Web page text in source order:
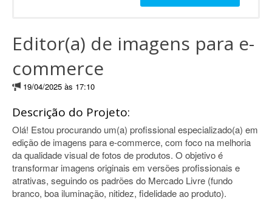
Editor(a) de imagens para e-
commerce
19/04/2025 às 17:10
Descrição do Projeto:
Olá! Estou procurando um(a) profissional especializado(a) em
edição de imagens para e-commerce, com foco na melhoria
da qualidade visual de fotos de produtos. O objetivo é
transformar imagens originais em versões profissionais e
atrativas, seguindo os padrões do Mercado Livre (fundo
branco, boa iluminação, nitidez, fidelidade ao produto).